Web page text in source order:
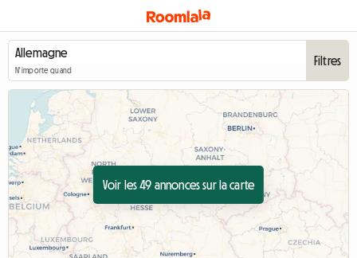
N'importe quand
Filtres
Voir les 49 annonces sur la carte